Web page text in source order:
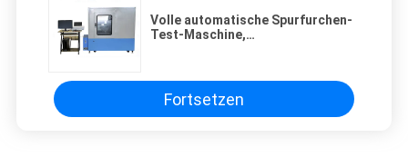
Volle automatische Spurfurchen-
Test-Maschine,
Prüfvorrichtung
Fortsetzen